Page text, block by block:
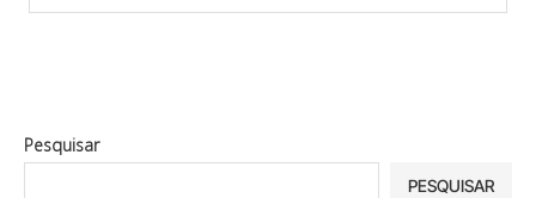
Pesquisar
PESQUISAR